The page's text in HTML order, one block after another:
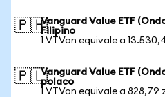
🇵🇭Vanguard Value ETF
Filipino
1 VTVon equivale a
🇵🇱Vanguard Value ETF
polaco
1 VTVon equivale a 828,79